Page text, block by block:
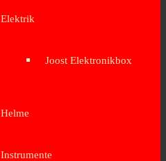
Elektrik
Joost Elektronikbox
Helme
Instrumente